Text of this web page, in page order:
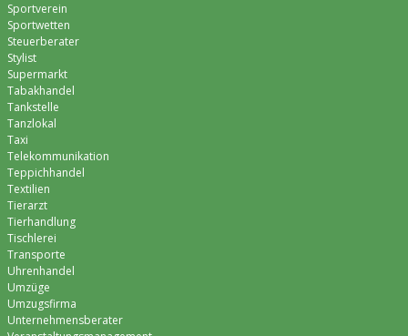
Sportverein
Sportwetten
Steuerberater
Stylist
Supermarkt
Tabakhandel
Tankstelle
Tanzlokal
Taxi
Telekommunikation
Teppichhandel
Textilien
Tierarzt
Tierhandlung
Tischlerei
Transporte
Uhrenhandel
Umzüge
Umzugsfirma
Unternehmensberater